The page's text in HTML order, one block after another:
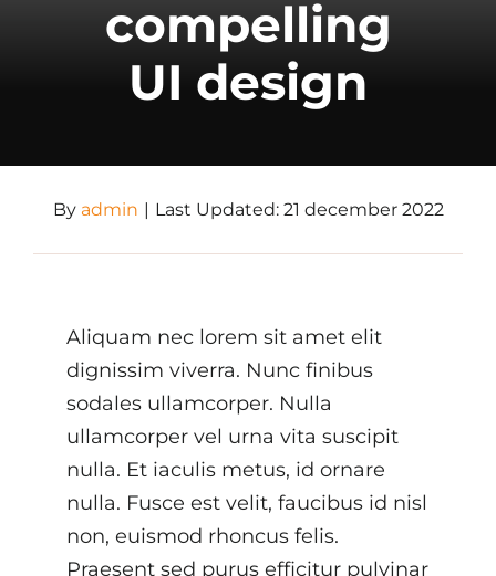
compelling
UI design
By admin | Last Updated: 21 december 2022
Aliquam nec lorem sit amet elit
dignissim viverra. Nunc finibus
sodales ullamcorper. Nulla
ullamcorper vel urna vita suscipit
nulla. Et iaculis metus, id ornare
nulla. Fusce est velit, faucibus id nisl
non, euismod rhoncus felis.
Praesent sed purus efficitur pulvinar